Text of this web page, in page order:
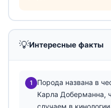
💡Интересные факты
1
Порода названа в
Карла Доберманна,
случаем в кинологии.